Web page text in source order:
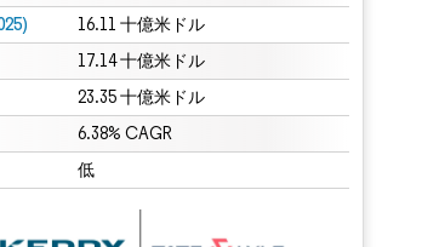
16.11 十億米ドル
17.14 十億米ドル
23.35 十億米ドル
6.38% CAGR
低
再利用にはCC BY 4.0の表示が必要です。